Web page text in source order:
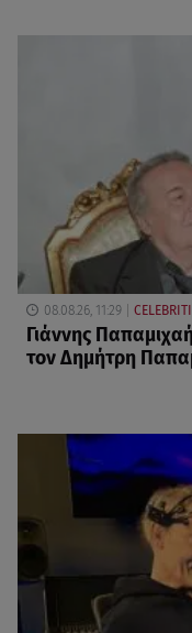
08.08.26, 11:29
Γιάννης
τον Δημήτρη